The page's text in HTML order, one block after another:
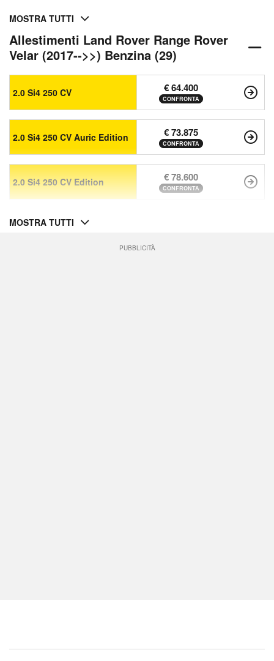
MOSTRA TUTTI
Allestimenti Land Rover Range Rover
Velar (2017-->>) Benzina (29)
2.0 Si4 250 CV € 64.400
CONFRONTA
2.0 Si4 250 CV Auric Edition € 73.875
CONFRONTA
2.0 Si4 250 CV Edition € 78.600
CONFRONTA
MOSTRA TUTTI
PUBBLICITÀ